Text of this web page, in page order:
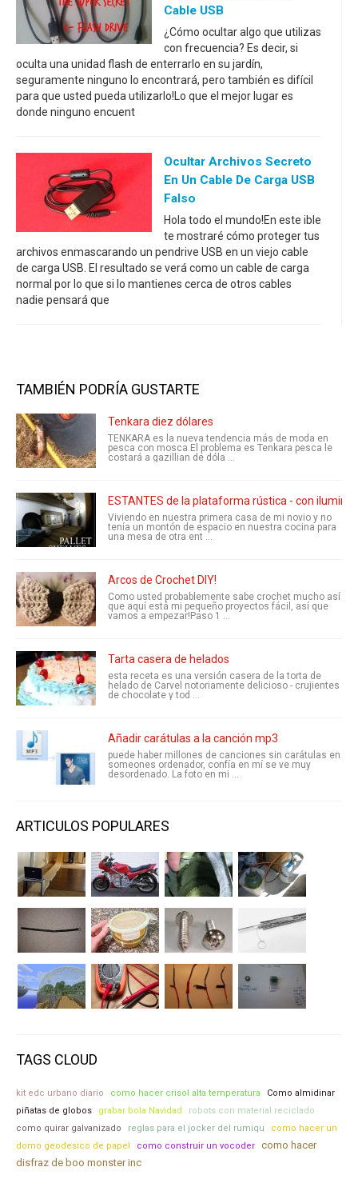
Cable USB
¿Cómo ocultar algo que utilizas
con frecuencia? Es decir, si
oculta una unidad flash de enterrarlo en su jardín,
seguramente ninguno lo encontrará, pero también es difícil
para que usted pueda utilizarlo!Lo que el mejor lugar es
donde ninguno encuent
Ocultar Archivos Secreto
En Un Cable De Carga USB
Falso
Hola todo el mundo!En este ible
te mostraré cómo proteger tus
archivos enmascarando un pendrive USB en un viejo cable
de carga USB. El resultado se verá como un cable de carga
normal por lo que si lo mantienes cerca de otros cables
nadie pensará que
TAMBIÉN PODRÍA GUSTARTE
Tenkara diez dólares
TENKARA es la nueva tendencia más de moda en
pesca con mosca.El problema es Tenkara pesca le
costará a gazillian de dóla ...
ESTANTES de la plataforma rústica - con
Viviendo en nuestra primera casa de mi novio y no
tenía un montón de espacio en nuestra cocina para
una mesa de otra ent ...
Arcos de Crochet DIY!
Como usted probablemente sabe crochet mucho así
que aquí está mi pequeño proyectos fácil, así que
vamos a empezar!Paso 1 ...
Tarta casera de helados
esta receta es una versión casera de la torta de
helado de Carvel notoriamente delicioso - crujientes
de chocolate y tod ...
Añadir carátulas a la canción mp3
puede haber millones de canciones sin carátulas en
someones ordenador, confía en mí se ve muy
desordenado. La foto en mi ...
ARTICULOS POPULARES
TAGS CLOUD
kit edc urbano diario como hacer crisol alta temperatura
Como almidinar
piñatas de globos
grabar bola Navidad
robots con material reciclado
como quirar galvanizado
reglas para el jocker del rumiqu
como hacer un
domo geodesico de papel
como construir un vocoder
como hacer
disfraz de boo monster inc